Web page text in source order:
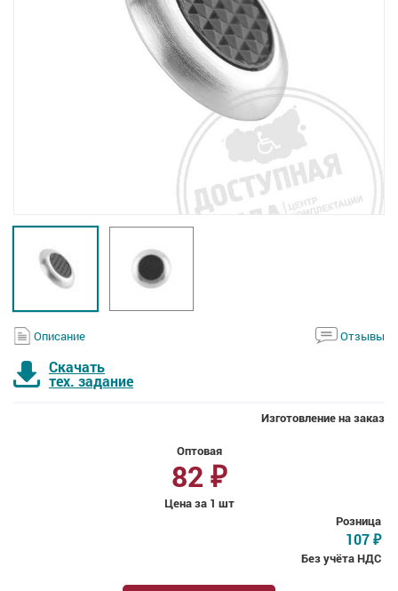
Описание Отзывы
Скачать
тех. задание
Изготовление на заказ
Оптовая
82 ₽
Цена за 1 шт
Розница
107 ₽
Без учёта НДС